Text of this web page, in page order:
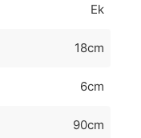
Ek
18cm
6cm
90cm